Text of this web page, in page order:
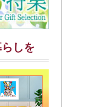
しを